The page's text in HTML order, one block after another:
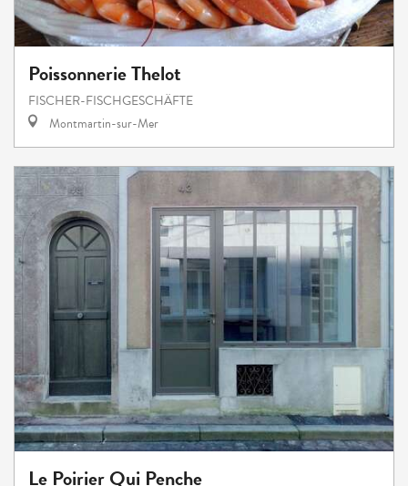
Poissonnerie Thelot
FISCHER-FISCHGESCHÄFTE
Montmartin-sur-Mer
Le Poirier Qui Penche